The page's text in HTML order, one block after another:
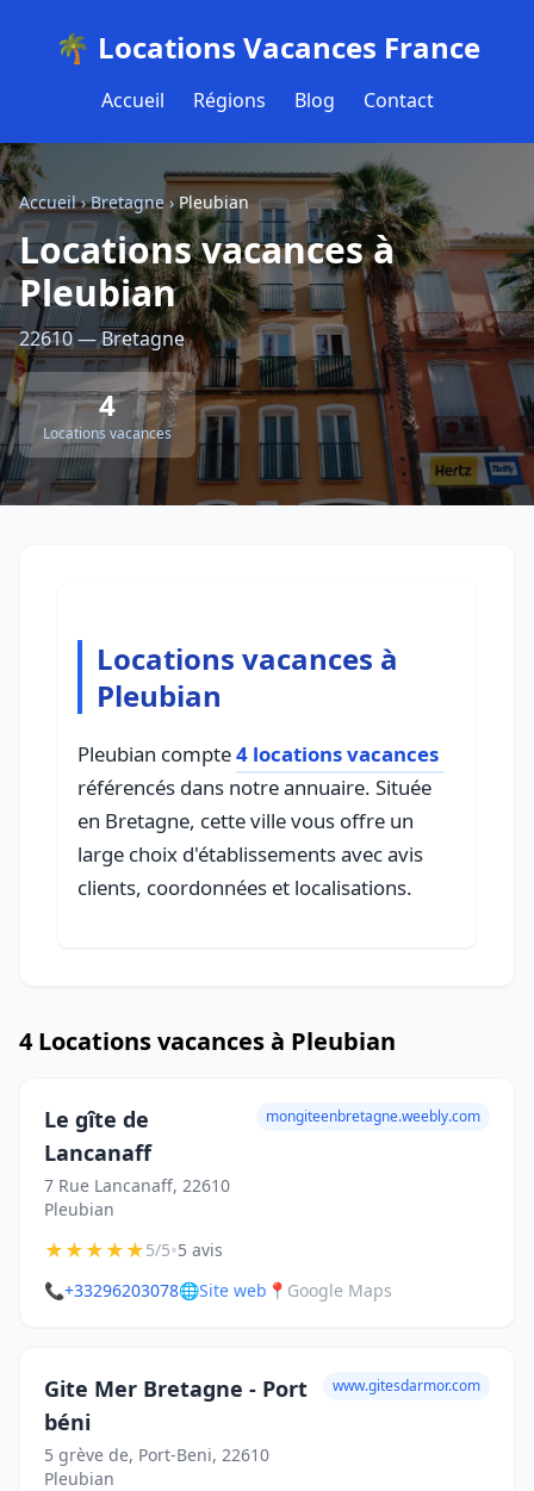
🌴 Locations Vacances France
Accueil Régions Blog Contact
Accueil›Bretagne›Pleubian
Locations vacances à
Pleubian
22610 — Bretagne
4
Locations vacances
Locations vacances à
Pleubian
Pleubian compte4 locations vacances
référencés dans notre annuaire. Située
en Bretagne, cette ville vous offre un
large choix d'établissements avec avis
clients, coordonnées et localisations.
4 Locations vacances à Pleubian
Le gîte de
Lancanaff
7 Rue Lancanaff, 22610
Pleubian
mongiteenbretagne.weebly.com
★★★★★5/5•5 avis
📞+33296203078🌐Site web 📍 Google Maps
Gite Mer Bretagne - Port
béni
5 grève de, Port-Beni, 22610
Pleubian
www.gitesdarmor.com